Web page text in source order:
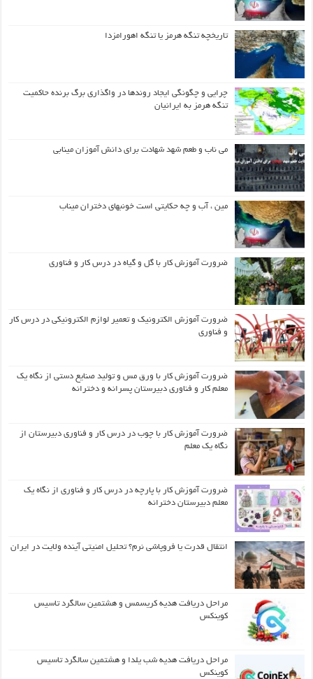
تاریخچه تنگه هرمز یا تنگه اهورامزدا
چرایی و چگونگی ایجاد روندها در واگذاری برگ برنده حاکمیت
تنگه هرمز به ایرانیان
می ناب و طعم شهد شهادت برای دانش آموزان مینابی
مین ، آب و چه حکایتی است خونبهای دختران میناب
ضرورت آموزش کار با گل و گیاه در درس کار و فناوری
ضرورت آموزش الکترونیک و تعمیر لوازم الکترونیکی در درس کار
و فناوری
ضرورت آموزش کار با ورق مس و تولید صنایع دستی از نگاه یک
معلم کار و فناوری دبیرستان پسرانه و دخترانه
ضرورت آموزش کار با چوب در درس کار و فناوری دبیرستان از
نگاه یک معلم
ضرورت آموزش کار با پارچه در درس کار و فناوری از نگاه یک
معلم دبیرستان دخترانه
انتقال قدرت یا فروپاشی نرم؟ تحلیل امنیتی آینده ولایت در ایران
مراحل دریافت هدیه کریسمس و هشتمین سالگرد تاسیس
کوینکس
مراحل دریافت هدیه شب یلدا و هشتمین سالگرد تاسیس
کوینکس